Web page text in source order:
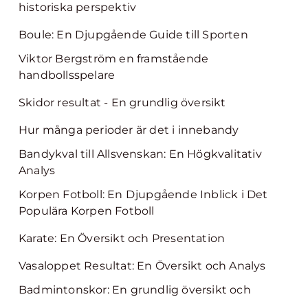
historiska perspektiv
Boule: En Djupgående Guide till Sporten
Viktor Bergström en framstående
handbollsspelare
Skidor resultat - En grundlig översikt
Hur många perioder är det i innebandy
Bandykval till Allsvenskan: En Högkvalitativ
Analys
Korpen Fotboll: En Djupgående Inblick i Det
Populära Korpen Fotboll
Karate: En Översikt och Presentation
Vasaloppet Resultat: En Översikt och Analys
Badmintonskor: En grundlig översikt och